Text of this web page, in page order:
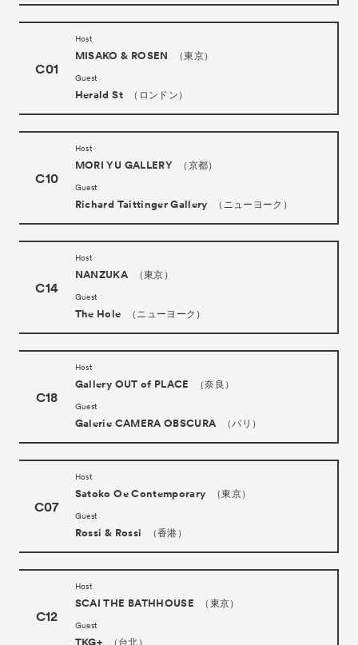
C01
Host
MISAKO & ROSEN （東京）
Guest
Herald St （ロンドン）
C10
Host
MORI YU GALLERY （京都）
Guest
Richard Taittinger Gallery （ニューヨーク）
C14
Host
NANZUKA （東京）
Guest
The Hole （ニューヨーク）
C18
Host
Gallery OUT of PLACE （奈良）
Guest
Galerie CAMERA OBSCURA （パリ）
C07
Host
Satoko Oe Contemporary （東京）
Guest
Rossi & Rossi （香港）
C12
Host
SCAI THE BATHHOUSE （東京）
Guest
TKG+ （台北）